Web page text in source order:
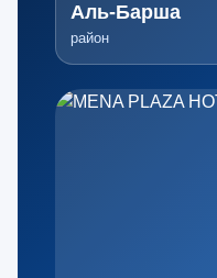
Аль-Барша
район